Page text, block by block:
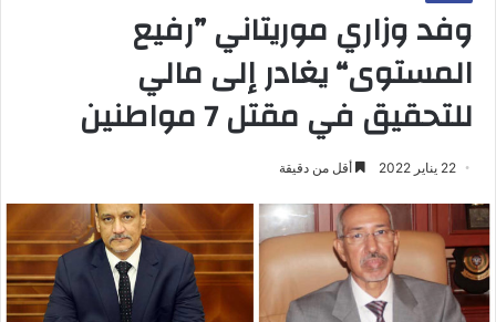
وفد وزاري موريتاني ”رفيع
المستوى“ يغادر إلى مالي
للتحقيق في مقتل 7 مواطنين
22 يناير 2022 أقل من دقيقة